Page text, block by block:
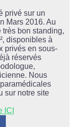
privé sur un
Mars 2016. Au
bon standing,
disponibles à
privés en sous-
réservés
Nous
sur notre site
ICI